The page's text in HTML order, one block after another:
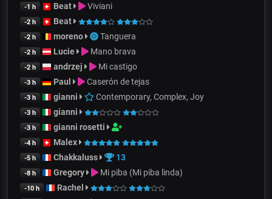
-1 h Beat Viviani
-2 h Beat
-2 h moreno Tanguera
-2 h Lucie Mano brava
-2 h andrzej Mi castigo
-3 h Paul Caserón de tejas
-3 h gianni Contemporary, Complex, Joy
-3 h gianni
-3 h gianni rosetti
-4 h Malex
-5 h Chakkaluss 13
-8 h Gregory Mi piba (Mi piba linda)
-10 h Rachel